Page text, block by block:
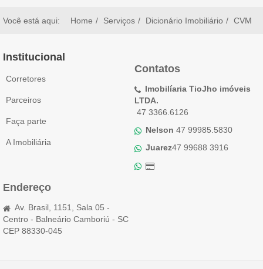
Você está aqui: Home Serviços Dicionário Imobiliário CVM
Institucional
Corretores
Parceiros
Faça parte
A Imobiliária
Contatos
Imobilíaria TioJho imóveis
LTDA.
47 3366.6126
Nelson 47 99985.5830
Juarez47 99688 3916
Endereço
Av. Brasil, 1151, Sala 05 -
Centro - Balneário Camboriú - SC
CEP 88330-045